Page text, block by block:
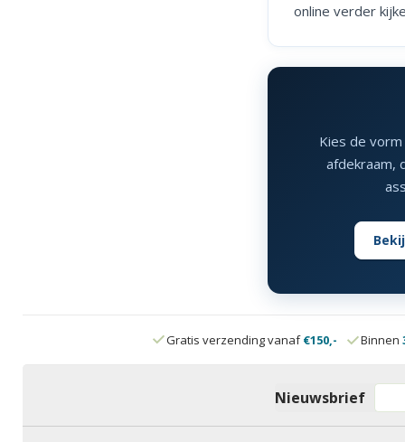
online verder
Kies de
afdekraam,
Gratis verzending vanaf€150,- Binnen
Nieuwsbrief